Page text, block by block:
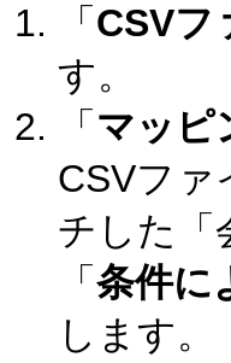
「 CSVフ
す。
「 マッピ
CSVファ
チした「
「 条件に
します。